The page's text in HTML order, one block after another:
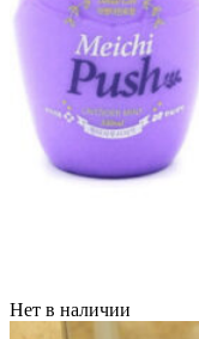
Нет в наличии